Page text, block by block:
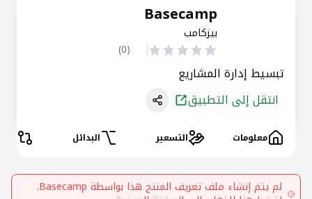
Basecamp
بيزكامب
(
0
)
تبسيط إدارة المشاريع
انتقل إلى التطبيق
معلومات التسعير البدائل
لم يتم إنشاء ملف تعريف المنتج هذا بواسطة Basecamp
.